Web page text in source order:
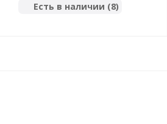
Есть в наличии (8)